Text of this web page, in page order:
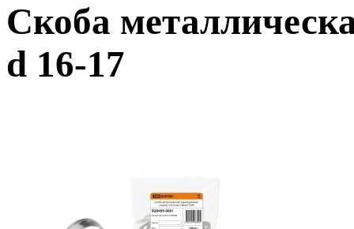
Скоба
d 16-17